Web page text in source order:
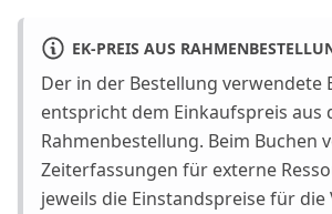
EK-PREIS AUS
Der in der Bestellung verwendete
entspricht dem Einkaufspreis aus
Rahmenbestellung. Beim Buchen
Zeiterfassungen für externe
jeweils die Einstandspreise für die